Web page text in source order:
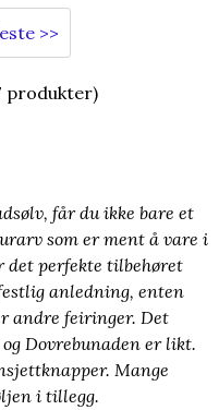
>>
produkter)
får du ikke bare et
som er ment å vare i
det perfekte tilbehøret
anledning, enten
andre feiringer. Det
Dovrebunaden er likt.
Mange
i tillegg.